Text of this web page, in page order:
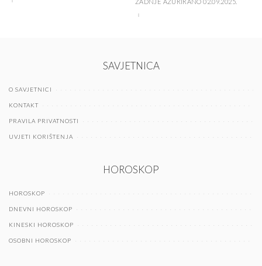
ZADNJE AŽURIRANO 02.09.2025.
SAVJETNICA
O SAVJETNICI
KONTAKT
PRAVILA PRIVATNOSTI
UVJETI KORIŠTENJA
HOROSKOP
HOROSKOP
DNEVNI HOROSKOP
KINESKI HOROSKOP
OSOBNI HOROSKOP